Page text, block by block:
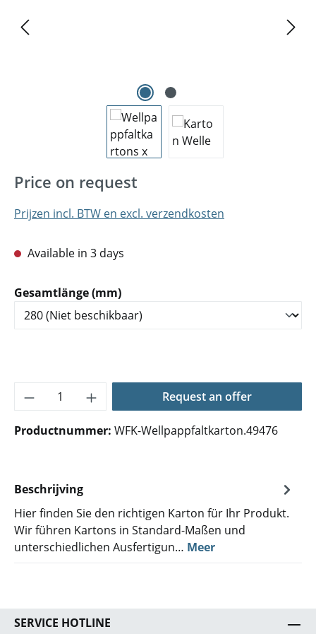
Price on request
Prijzen incl. BTW en excl. verzendkosten
Available in 3 days
Selecteer
Gesamtlänge (mm)
Producthoeveelheid: Voer de gewenste
Request an offer
Productnummer: WFK-Wellpappfaltkarton.49476
Beschrijving
Hier finden Sie den richtigen Karton für Ihr Produkt.
Wir führen Kartons in Standard-Maßen und
unterschiedlichen Ausfertigun… Meer
SERVICE HOTLINE